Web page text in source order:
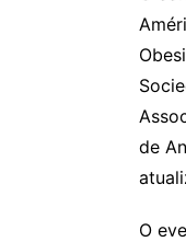
de
O